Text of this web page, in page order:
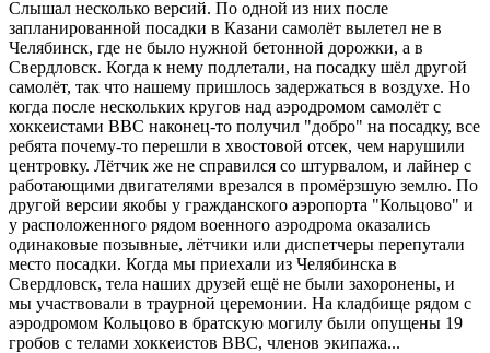
Слышал несколько версий. По одной из них после
запланированной посадки в Казани самолёт вылетел не в
Челябинск, где не было нужной бетонной дорожки, а в
Свердловск. Когда к нему подлетали, на посадку шёл другой
самолёт, так что нашему пришлось задержаться в воздухе. Но
когда после нескольких кругов над аэродромом самолёт с
хоккеистами ВВС наконец-то получил "добро" на посадку, все
ребята почему-то перешли в хвостовой отсек, чем нарушили
центровку. Лётчик же не справился со штурвалом, и лайнер с
работающими двигателями врезался в промёрзшую землю. По
другой версии якобы у гражданского аэропорта "Кольцово" и
у расположенного рядом военного аэродрома оказались
одинаковые позывные, лётчики или диспетчеры перепутали
место посадки. Когда мы приехали из Челябинска в
Свердловск, тела наших друзей ещё не были захоронены, и
мы участвовали в траурной церемонии. На кладбище рядом с
аэродромом Кольцово в братскую могилу были опущены 19
гробов с телами хоккеистов ВВС, членов экипажа...